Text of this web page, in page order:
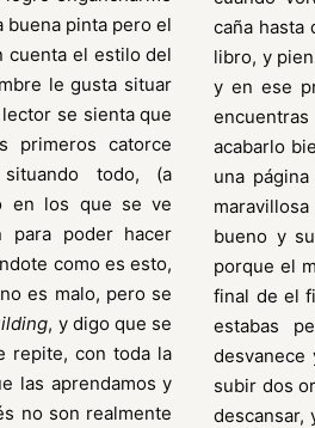
buena pinta pero el
cuenta el estilo del
le gusta situar
se sienta que
primeros catorce
todo, (a
en los que se ve
para poder hacer
como es esto,
es malo, pero se
, y digo que se
repite, con toda la
las aprendamos y
no son realmente
caña hasta
libro, y
y en ese
acabarlo
una
bueno y
porque el
final de el
estabas
desvanece
subir dos
descansar,